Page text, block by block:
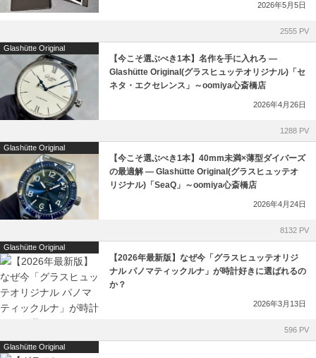
2026年5月5日
2555 PV
Glashütte Original
【今こそ選ぶべき1本】名作を手に入れろ ―
Glashütte Original(グラスヒュッテオリジナル)「セ
ネタ・エクセレンス」～oomiya心斎橋店
2026年4月26日
1288 PV
Glashütte Original
【今こそ選ぶべき1本】40mm未満×薄型ダイバーズ
の最適解 ― Glashütte Original(グラスヒュッテオ
リジナル)「SeaQ」～oomiya心斎橋店
2026年4月24日
8132 PV
Glashütte Original
【2026年最新版】なぜ今「グラスヒュッテオリジ
ナル パノマティックルナ」が時計好きに選ばれるの
か？
2026年3月13日
596 PV
Glashütte Original
NORQAIN
OSSO ITALY
RAYMOND WEIL
TAG Heuer
ULYSSE NARDIN
FOPE
取扱い終了